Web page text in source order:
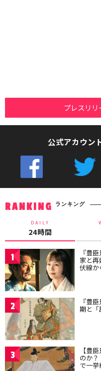
プレスリリ
公式アカウン
RANKING ランキング
DAILY
24時間
1 『豊
家と再
伏線か
2 『豊
期と
3 【豊
のか
で一挙